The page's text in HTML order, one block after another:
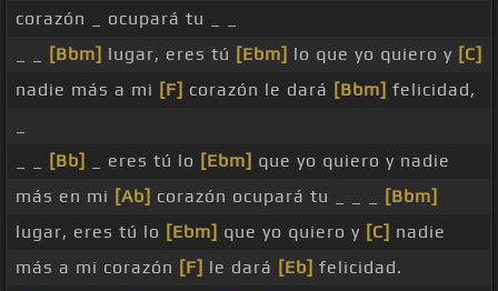
corazón _ ocupará tu _ _
[Bbm] lugar, eres tú [Ebm] lo que yo quiero y [C]
nadie más a mi [F] corazón le dará [Bbm] felicidad,
[Bb] _ eres tú lo [Ebm] que yo quiero y nadie
más en mi [Ab] corazón ocupará tu _ _ _
[Bbm]
lugar, eres tú lo [Ebm] que yo quiero y [C] nadie
más a mi corazón [F] le dará [Eb] felicidad.